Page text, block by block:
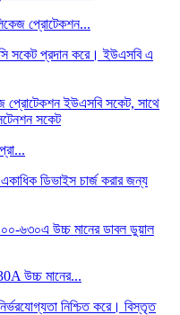
প্রোটেকশন...
সকেট প্রদান করে। ইউএসবি এ
ডিভাইস চার্জ করার জন্য
উচ্চ মানের...
নিশ্চিত করে। বিস্তৃত